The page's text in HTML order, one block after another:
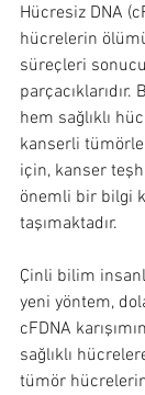
Hücresiz DNA
hücrelerin
süreçleri
parçacıklarıdır.
hem sağlıklı
kanserli
için, kanser
önemli bir bilgi
taşımaktadır.
Çinli bilim
yeni yöntem,
cFDNA
sağlıklı
tümör